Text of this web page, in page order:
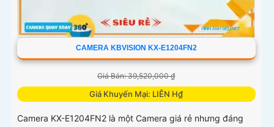
CAMERA KBVISION KX-E1204FN2
Giá Bán: 39,520,000 ₫
Giá Khuyến Mại: LIÊN H₫
Camera KX-E1204FN2 là một Camera giá rẻ nhưng đáng